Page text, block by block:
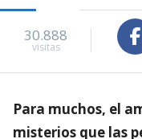
30.888
visitas
Para muchos, el
misterios que las